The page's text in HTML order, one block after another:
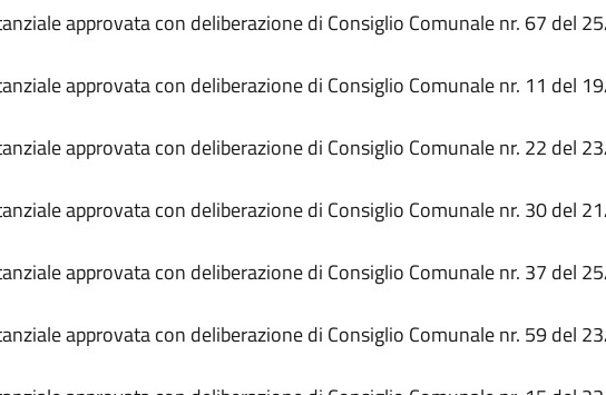
approvata con deliberazione di Consiglio Comunale nr. 67 del
approvata con deliberazione di Consiglio Comunale nr. 11 del
approvata con deliberazione di Consiglio Comunale nr. 22 del
approvata con deliberazione di Consiglio Comunale nr. 30 del
approvata con deliberazione di Consiglio Comunale nr. 37 del
approvata con deliberazione di Consiglio Comunale nr. 59 del